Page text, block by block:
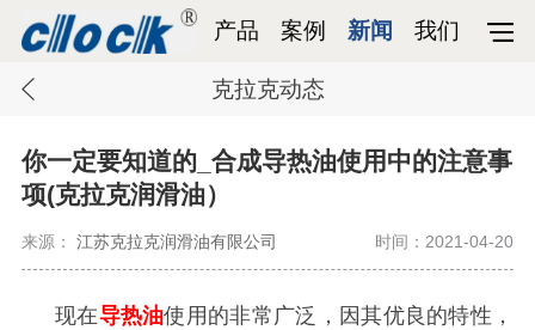
产品 案例 新闻 我们
克拉克动态
你一定要知道的_合成导热油使用中的注意事
项(克拉克润滑油）
来源： 江苏克拉克润滑油有限公司 时间：2021-04-20
现在导热油使用的非常广泛，因其优良的特性，